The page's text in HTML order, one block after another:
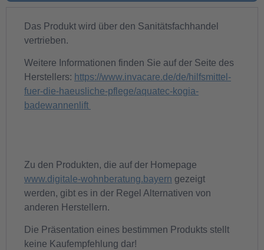
Das Produkt wird über den Sanitätsfachhandel
vertrieben.
Weitere Informationen finden Sie auf der Seite des
Herstellers: https://www.invacare.de/de/hilfsmittel-
fuer-die-haeusliche-pflege/aquatec-kogia-
badewannenlift
Zu den Produkten, die auf der Homepage
www.digitale-wohnberatung.bayern gezeigt
werden, gibt es in der Regel Alternativen von
anderen Herstellern.
Die Präsentation eines bestimmen Produkts stellt
keine Kaufempfehlung dar!